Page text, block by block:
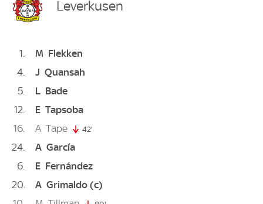
Leverkusen
1 M Flekken
4
J Quansah
5
L Bade
12
E Tapsoba
16
A Tape 42'
24 A García
6
E Fernández
20
A Grimaldo (c)